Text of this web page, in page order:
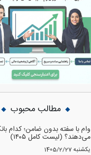
مطالب محبوب
وام با سفته بدون ضامن؛ کدام
می‌دهند؟ (لیست کامل ۱۴۰۵)
1405/2/27 یکشنبه